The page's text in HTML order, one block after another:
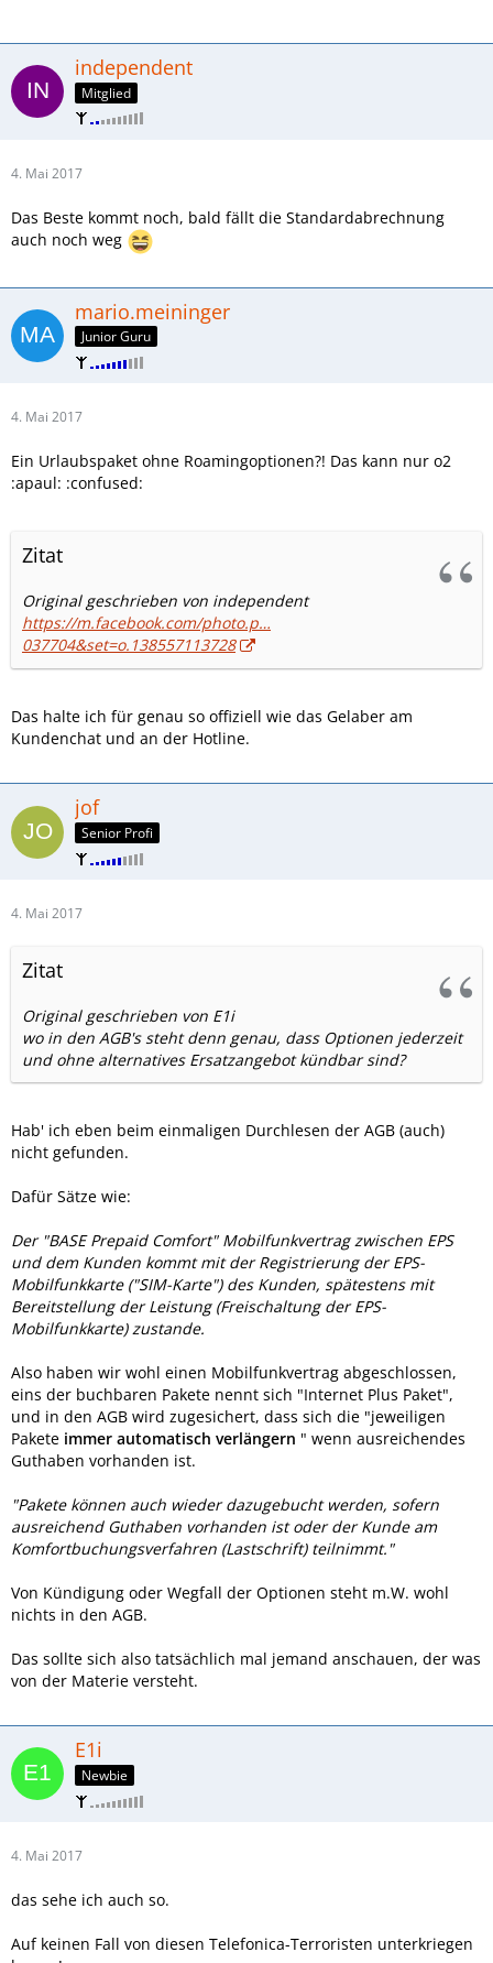
independent
Mitglied
4. Mai 2017
Das Beste kommt noch, bald fällt die Standardabrechnung
auch noch weg
mario.meininger
Junior Guru
4. Mai 2017
Ein Urlaubspaket ohne Roamingoptionen?! Das kann nur o2
:apaul: :confused:
Zitat
Original geschrieben von independent
https://m.facebook.com/photo.p…
037704&set=o.138557113728
Das halte ich für genau so offiziell wie das Gelaber am
Kundenchat und an der Hotline.
jof
Senior Profi
4. Mai 2017
Zitat
Original geschrieben von E1i
wo in den AGB's steht denn genau, dass Optionen jederzeit
und ohne alternatives Ersatzangebot kündbar sind?
Hab' ich eben beim einmaligen Durchlesen der AGB (auch)
nicht gefunden.
Dafür Sätze wie:
Der "BASE Prepaid Comfort" Mobilfunkvertrag zwischen EPS
und dem Kunden kommt mit der Registrierung der EPS-
Mobilfunkkarte ("SIM-Karte") des Kunden, spätestens mit
Bereitstellung der Leistung (Freischaltung der EPS-
Mobilfunkkarte) zustande.
Also haben wir wohl einen Mobilfunkvertrag abgeschlossen,
eins der buchbaren Pakete nennt sich "Internet Plus Paket",
und in den AGB wird zugesichert, dass sich die "jeweiligen
Pakete immer automatisch verlängern " wenn ausreichendes
Guthaben vorhanden ist.
"Pakete können auch wieder dazugebucht werden, sofern
ausreichend Guthaben vorhanden ist oder der Kunde am
Komfortbuchungsverfahren (Lastschrift) teilnimmt."
Von Kündigung oder Wegfall der Optionen steht m.W. wohl
nichts in den AGB.
Das sollte sich also tatsächlich mal jemand anschauen, der was
von der Materie versteht.
E1i
Newbie
4. Mai 2017
das sehe ich auch so.
Auf keinen Fall von diesen Telefonica-Terroristen unterkriegen